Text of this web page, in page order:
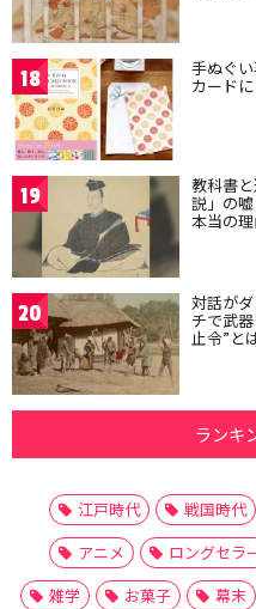
18 手ぬぐ
カード
19 教科書
説」の
本当の
20 対話が
チで武
止令”と
ランキ
江戸時代 戦国時代
アニメ
ロングセラ
雑学
お菓子 幕末